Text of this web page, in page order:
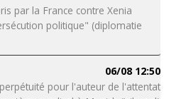
par la France contre Xenia
politique" (diplomatie
06/08 12:50
pour l'auteur de l'attentat